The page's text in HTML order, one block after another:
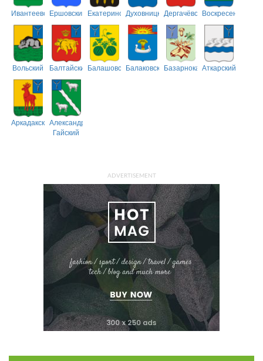
ИвантеевскийЕршовский ЕкатериновскийДуховницкийДергачёвскийВоскресенский
Вольский БалтайскийБалашовскийБалаковскийБазарнокарабулакский
Аткарский
АркадакскийАлександрово-
Гайский
ADVERTISEMENT